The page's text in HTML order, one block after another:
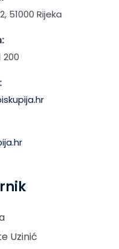
51000 Rijeka
200
Uzinić